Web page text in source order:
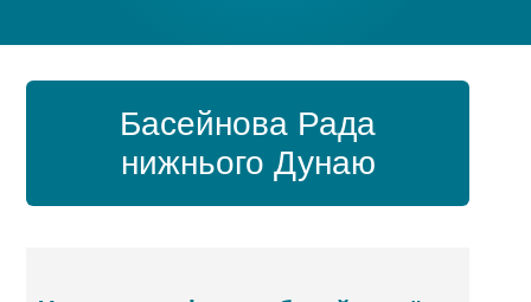
Басейнова Рада
нижнього Дунаю